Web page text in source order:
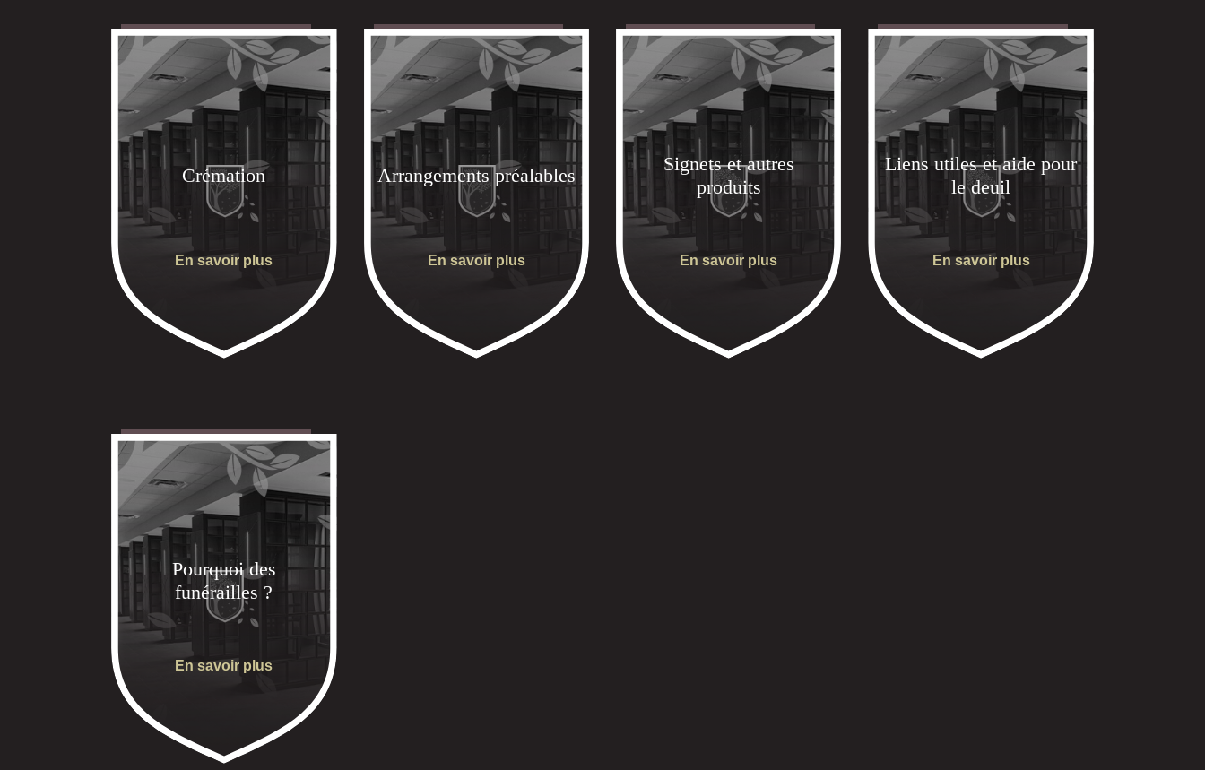
Crémation
En savoir plus
Arrangements préalables
En savoir plus
Signets et autres
produits
En savoir plus
Liens utiles et aide pour
le deuil
En savoir plus
Pourquoi des
funérailles ?
En savoir plus